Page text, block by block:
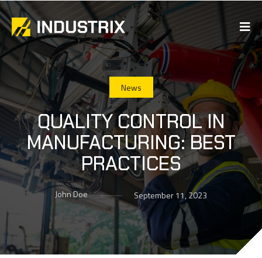
News
QUALITY CONTROL IN
MANUFACTURING: BEST
PRACTICES
John Doe September 11, 2023